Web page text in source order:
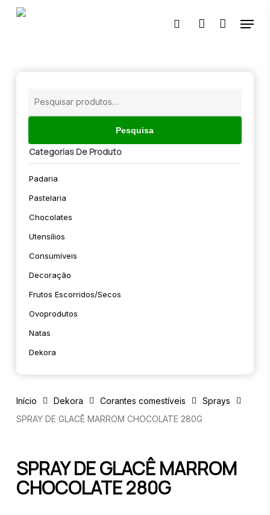
Skip
🔍
pesquisaraccount
Menu
Pesquisa
Categorias De Produto
Padaria
Pastelaria
Chocolates
Utensílios
Consumíveis
Decoração
Frutos Escorridos/secos
Ovoprodutos
Natas
Dekora
Início Dekora Corantes comestíveis
Sprays
SPRAY DE GLACÊ MARROM CHOCOLATE 280G
SPRAY DE GLACÊ MARROM
CHOCOLATE 280G